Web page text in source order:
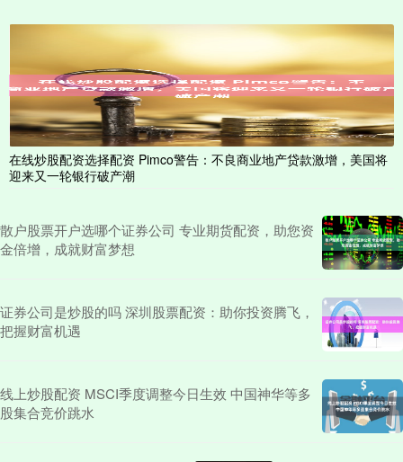
在线炒股配资选择配资 Pimco警告：不良商业地产贷款激增，美国将
迎来又一轮银行破产潮
散户股票开户选哪个证券公司 专业期货配资，助您资
金倍增，成就财富梦想
证券公司是炒股的吗 深圳股票配资：助你投资腾飞，
把握财富机遇
线上炒股配资 MSCI季度调整今日生效 中国神华等多
股集合竞价跳水